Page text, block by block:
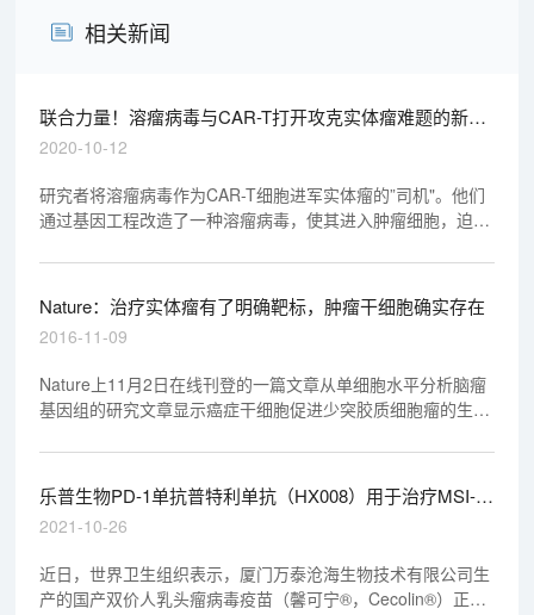
相关新闻
联合力量！溶瘤病毒与CAR-T打开攻克实体瘤难题的新思
路
2020-10-12
研究者将溶瘤病毒作为CAR-T细胞进军实体瘤的”司机"。他们
通过基因工程改造了一种溶瘤病毒，使其进入肿瘤细胞，迫使
这种溶瘤病毒（被称为OV19t）能在三阴性乳腺癌细胞系以及
胰腺癌、前列腺癌、卵巢癌和头颈癌、脑肿瘤细胞中起效。
Nature：治疗实体瘤有了明确靶标，肿瘤干细胞确实存在
2016-11-09
Nature上11月2日在线刊登的一篇文章从单细胞水平分析脑瘤
基因组的研究文章显示癌症干细胞促进少突胶质细胞瘤的生
乐普生物PD-1单抗普特利单抗（HX008）用于治疗MSI-
H/dMMR实体瘤的上市申请获得NMPA受理
2021-10-26
近日，世界卫生组织表示，厦门万泰沧海生物技术有限公司生
产的国产双价人乳头瘤病毒疫苗（馨可宁®，Cecolin®）正式